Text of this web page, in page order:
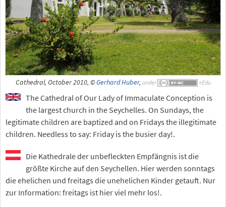
Cathedral, October 2010, ©Gerhard Huber, under
The Cathedral of Our Lady of Immaculate Conception is
the largest church in the Seychelles. On Sundays, the
legitimate children are baptized and on Fridays the illegitimate
children. Needless to say: Friday is the busier day!.
Die Kathedrale der unbefleckten Empfängnis ist die
größte Kirche auf den Seychellen. Hier werden sonntags
die ehelichen und freitags die unehelichen Kinder getauft. Nur
zur Information: freitags ist hier viel mehr los!.